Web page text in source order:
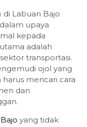
di Labuan Bajo
upaya
kepada
adalah
transportasi.
ojol yang
mencari cara
dan
yang tidak